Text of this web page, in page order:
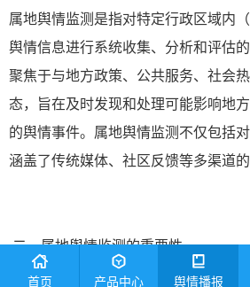
属地舆情监测是指对特定行政区域内
舆情信息进行系统收集、分析和评估
聚焦于与地方政策、公共服务、社会
态，旨在及时发现和处理可能影响地
的舆情事件。属地舆情监测不仅包括
涵盖了传统媒体、社区反馈等多渠道的
二、属地舆情监测的重要性
首页 产品中心 舆情播报